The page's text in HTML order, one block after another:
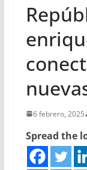
6 febrero, 2025
Spread the